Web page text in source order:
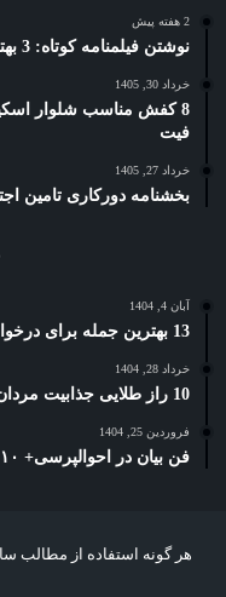
2 هفته پیش
نوشتن فیلمنامه کوتاه: 3 بهترین PDF آموزش کامل (دانلود رایگان)
خرداد 30, 1405
8 کفش مناسب شلوار
فیت
خرداد 27, 1405
بخشنامه دورکاری تامین اجتماعی: و 0 تا 100
آبان 4, 1404
13 بهترین جمله برای درخواست دوستی با دختر+ 8 ترفند ادامه
خرداد 28, 1404
10 راز طلایی جذابیت مردان: آنچه باید بدانید!
فروردین 25, 1404
فن بیان در احوالپرسی+ ۱۰ قشنگ‌ترین جملات احوال‌پرسی رسمی
هر گونه استفاده از مطالب